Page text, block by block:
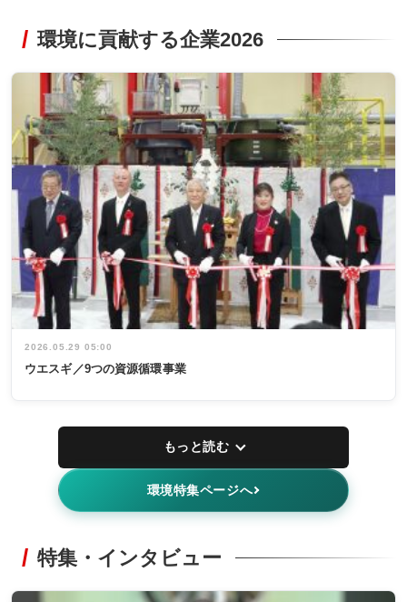
環境に貢献する企業2026
2026.05.29 05:00
ウエスギ／9つの資源循環事業
もっと読む
環境特集ページへ
特集・インタビュー